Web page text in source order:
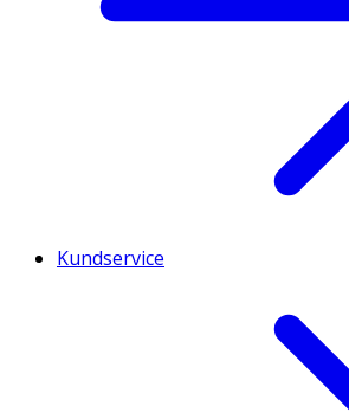
Kundservice